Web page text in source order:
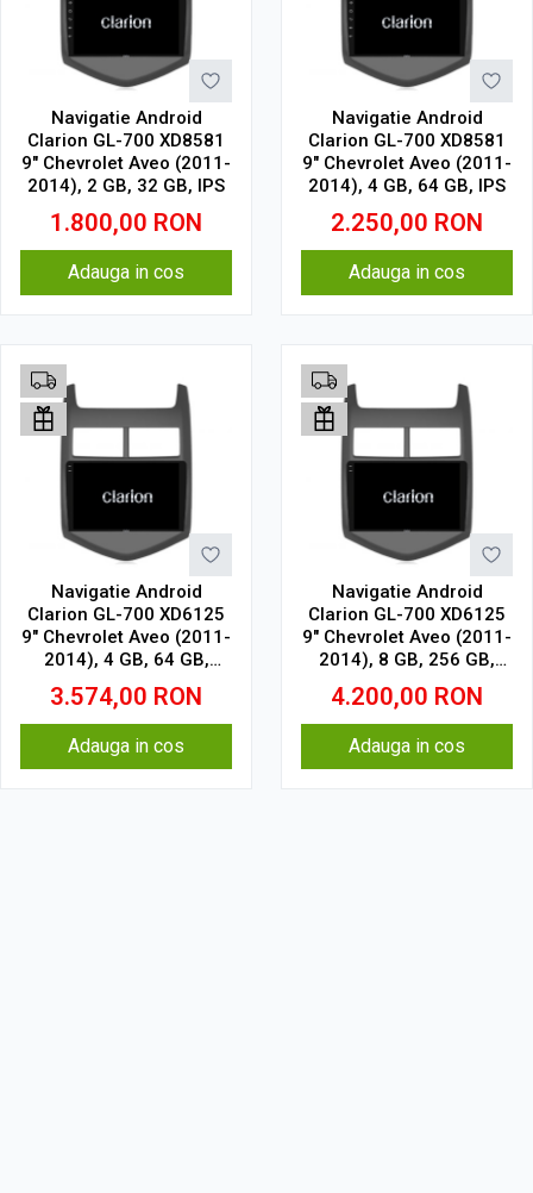
Navigatie Android
Clarion GL-700 XD8581
9" Chevrolet Aveo (2011-
2014), 2 GB, 32 GB, IPS
1.800,00 RON
Adauga in cos
Navigatie Android
Clarion GL-700 XD8581
9" Chevrolet Aveo (2011-
2014), 4 GB, 64 GB, IPS
2.250,00 RON
Adauga in cos
Navigatie Android
Clarion GL-700 XD6125
9" Chevrolet Aveo (2011-
2014), 4 GB, 64 GB,
QLED 2K
3.574,00 RON
Adauga in cos
Navigatie Android
Clarion GL-700 XD6125
9" Chevrolet Aveo (2011-
2014), 8 GB, 256 GB,
QLED 2K
4.200,00 RON
Adauga in cos